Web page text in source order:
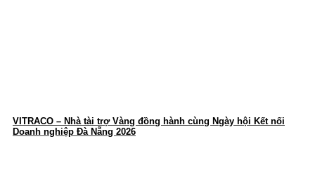
VITRACO – Nhà tài trợ Vàng đồng hành cùng Ngày hội Kết nối
Doanh nghiệp Đà Nẵng 2026